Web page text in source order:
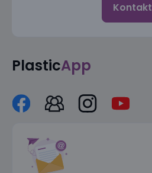
Kontakt
PlasticApp